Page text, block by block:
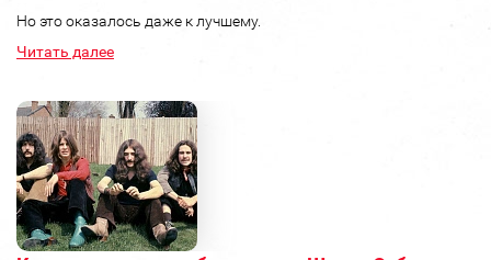
Но это оказалось даже к лучшему.
Читать далее